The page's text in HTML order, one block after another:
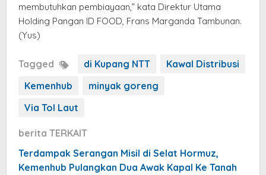
membutuhkan pembiayaan,” kata Direktur Utama
Holding Pangan ID FOOD, Frans Marganda Tambunan.
(Yus)
Tagged di Kupang NTT
Kawal Distribusi
Kemenhub
minyak goreng
Via Tol Laut
berita TERKAIT
Terdampak Serangan Misil di Selat Hormuz,
Kemenhub Pulangkan Dua Awak Kapal Ke Tanah